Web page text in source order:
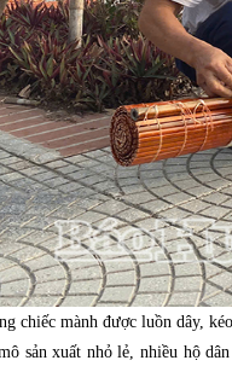
chiếc mành được luồn dây,
sản xuất nhỏ lẻ, nhiều hộ